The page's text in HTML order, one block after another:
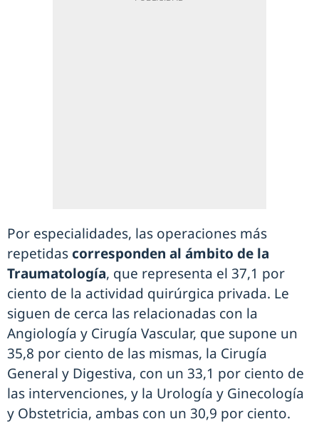
Por especialidades, las operaciones más
repetidas corresponden al ámbito de la
Traumatología, que representa el 37,1 por
ciento de la actividad quirúrgica privada. Le
siguen de cerca las relacionadas con la
Angiología y Cirugía Vascular, que supone un
35,8 por ciento de las mismas, la Cirugía
General y Digestiva, con un 33,1 por ciento de
las intervenciones, y la Urología y Ginecología
y Obstetricia, ambas con un 30,9 por ciento.